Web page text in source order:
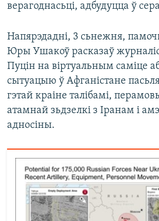
верагоднасьці, адбудуцца ў
Напярэдадні, 3 сьнежня,
Юры Ушакоў расказаў
Пуцін на віртуальным саміце
сытуацыю ў Афганістане
гэтай краіне талібамі,
атамнай зьдзелкі з Іранам і
адносіны.